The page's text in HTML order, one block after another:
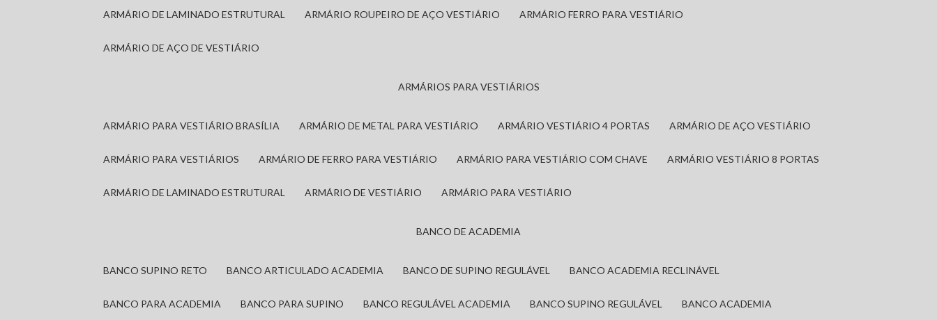
ARMÁRIO DE LAMINADO ESTRUTURAL ARMÁRIO ROUPEIRO DE AÇO VESTIÁRIO ARMÁRIO FERRO PARA VESTIÁRIO
ARMÁRIO DE AÇO DE VESTIÁRIO
ARMÁRIOS PARA VESTIÁRIOS
ARMÁRIO PARA VESTIÁRIO BRASÍLIA ARMÁRIO DE METAL PARA VESTIÁRIO ARMÁRIO VESTIÁRIO 4 PORTAS ARMÁRIO DE AÇO VESTIÁRIO
ARMÁRIO PARA VESTIÁRIOS ARMÁRIO DE FERRO PARA VESTIÁRIO ARMÁRIO PARA VESTIÁRIO COM CHAVE ARMÁRIO VESTIÁRIO 8 PORTAS
ARMÁRIO DE LAMINADO ESTRUTURAL ARMÁRIO DE VESTIÁRIO ARMÁRIO PARA VESTIÁRIO
BANCO DE ACADEMIA
BANCO SUPINO RETO BANCO ARTICULADO ACADEMIA BANCO DE SUPINO REGULÁVEL BANCO ACADEMIA RECLINÁVEL
BANCO PARA ACADEMIA BANCO PARA SUPINO BANCO REGULÁVEL ACADEMIA BANCO SUPINO REGULÁVEL BANCO ACADEMIA